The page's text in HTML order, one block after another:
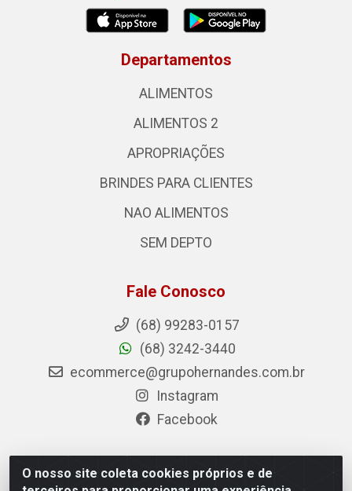
O nosso site coleta cookies próprios e de
Departamentos
ALIMENTOS
ALIMENTOS 2
APROPRIAÇÕES
BRINDES PARA CLIENTES
NAO ALIMENTOS
SEM DEPTO
Fale Conosco
(68) 99283-0157
(68) 3242-3440
ecommerce@grupohernandes.com.br
Instagram
Facebook
Hernandes - Atacado e Distribuições - Rodovia Transacreana,